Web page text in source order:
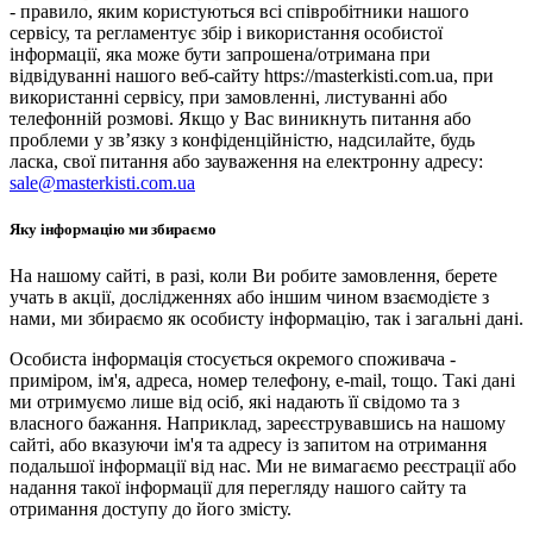
- правило, яким користуються всі співробітники нашого
сервісу, та регламентує збір і використання особистої
інформації, яка може бути запрошена/отримана при
відвідуванні нашого веб-сайту https://masterkisti.com.ua, при
використанні сервісу, при замовленні, листуванні або
телефонній розмові. Якщо у Вас виникнуть питання або
проблеми у зв’язку з конфіденційністю, надсилайте, будь
ласка, свої питання або зауваження на електронну адресу:
sale@masterkisti.com.ua
Яку інформацію ми збираємо
На нашому сайті, в разі, коли Ви робите замовлення, берете
учать в акції, дослідженнях або іншим чином взаємодієте з
нами, ми збираємо як особисту інформацію, так і загальні дані.
Особиста інформація стосується окремого споживача -
приміром, ім'я, адреса, номер телефону, e-mail, тощо. Такі дані
ми отримуємо лише від осіб, які надають її свідомо та з
власного бажання. Наприклад, зареєструвавшись на нашому
сайті, або вказуючи ім'я та адресу із запитом на отримання
подальшої інформації від нас. Ми не вимагаємо реєстрації або
надання такої інформації для перегляду нашого сайту та
отримання доступу до його змісту.